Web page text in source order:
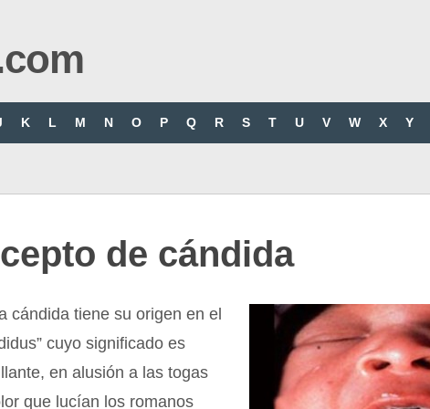
K L M N O P Q R S T U V W X Y
de cándida
cándida tiene su origen en el
cuyo significado es
en alusión a las togas
que lucían los romanos